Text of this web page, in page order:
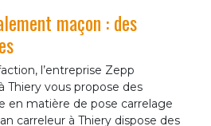
maçon : des
l’entreprise Zepp
Thiery vous propose des
en matière de pose carrelage
carreleur à Thiery dispose des